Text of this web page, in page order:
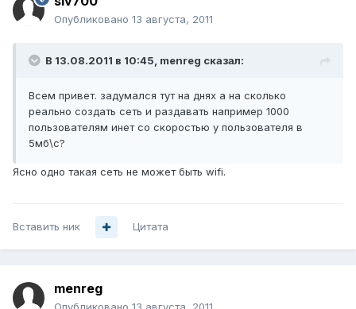
Опубликовано 13 августа, 2011
В 13.08.2011 в 10:45, menreg сказал:
Всем привет. задумался тут на днях а на сколько
реально создать сеть и раздавать например 1000
пользователям инет со скоростью у пользователя в
5мб\с?
Ясно одно такая сеть не может быть wifi.
Вставить ник Цитата
menreg